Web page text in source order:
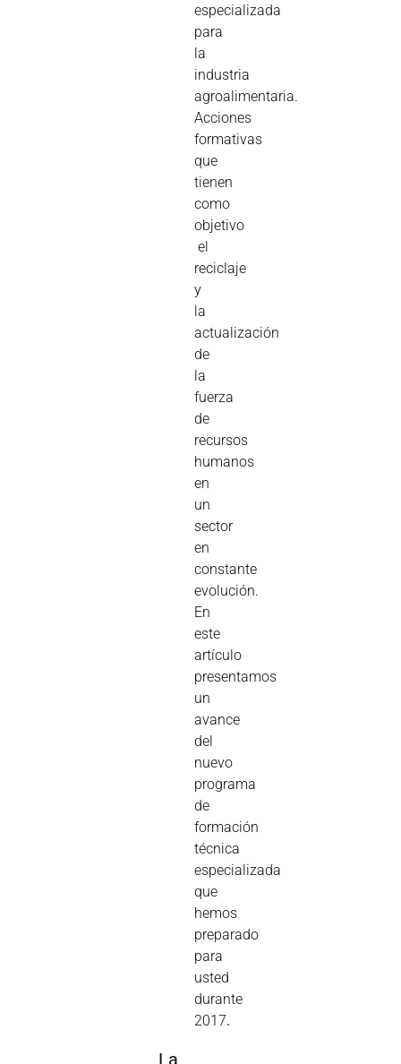
especializada
para
la
industria
agroalimentaria.
Acciones
formativas
que
tienen
como
objetivo
el
reciclaje
y
la
actualización
de
la
fuerza
de
recursos
humanos
en
un
sector
en
constante
evolución.
En
este
artículo
presentamos
un
avance
del
nuevo
programa
de
formación
técnica
especializada
que
hemos
preparado
para
usted
durante
2017.
La